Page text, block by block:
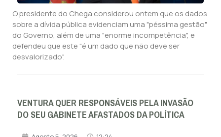
O presidente do Chega considerou ontem que os dados
sobre a dívida pública evidenciam uma "péssima gestão"
do Governo, além de uma "enorme incompetência", e
defendeu que este "é um dado que não deve ser
desvalorizado".
VENTURA QUER RESPONSÁVEIS PELA INVASÃO
DO SEU GABINETE AFASTADOS DA POLÍTICA